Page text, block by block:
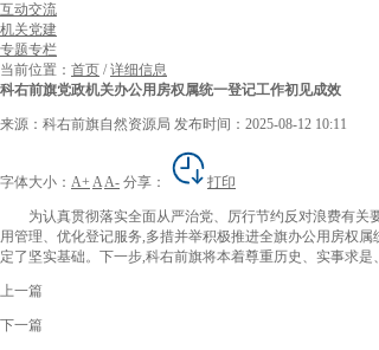
互动交流
机关党建
专题专栏
当前位置： 首页 /详细信息
科右前旗党政机关办公用房权属统一登记工作初见成效
来源：科右前旗自然资源局 发布时间：2025-08-12 10:11
字体大小： A+ AA- 分享： 打印
为认真贯彻落实全面从严治党、厉行节约反对浪费有关
用管理、优化登记服务,多措并举积极推进全旗办公用房权属
定了坚实基础。 下一步,科右前旗将本着尊重历史、实事求是
上一篇
下一篇